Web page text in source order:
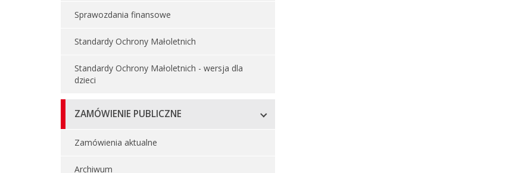
Sprawozdania finansowe
Standardy Ochrony Małoletnich
Standardy Ochrony Małoletnich - wersja dla
dzieci
ZAMÓWIENIE PUBLICZNE
Zamówienia aktualne
Archiwum